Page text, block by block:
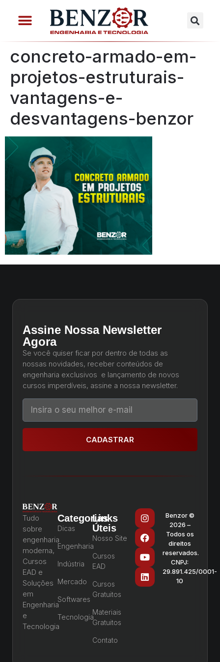
concreto-armado-em-
projetos-estruturais-
vantagens-e-
desvantagens-benzor
Assine Nossa Newsletter
Agora
Se você quiser ficar por dentro de todas as
nossas novidades, receber conteúdos de
engenharia exclusivos e lançamento de novos
cursos imperdíveis, assine a nossa newsletter.
CADASTRAR
Tudo
sobre
engenharia
moderna,
Cursos
EAD e
Soluções
em
Engenharia
e
Tecnologia
Categorias
Dicas
Engenharia
Indústria
Mercado
Softwares
Tecnologia
Links
Úteis
Nosso Site
Cursos
EAD
Cursos
Gratuitos
Materiais
Gratuitos
Contato
Benzor ©
2026 –
Todos os
direitos
reservados.
CNPJ:
29.891.425/0001-
10